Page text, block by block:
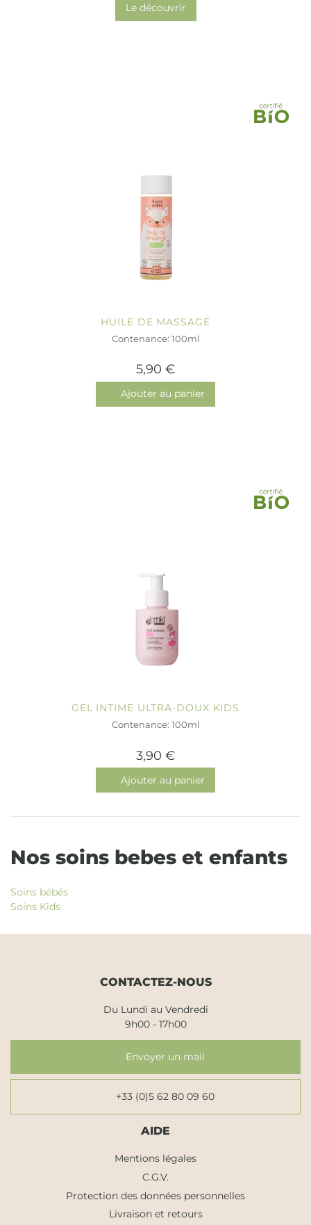
Le découvrir
HUILE DE MASSAGE
Contenance: 100ml
5,90 €
Ajouter au panier
GEL INTIME ULTRA-DOUX KIDS
Contenance: 100ml
3,90 €
Ajouter au panier
Nos soins bebes et enfants
Soins bébés
Soins Kids
CONTACTEZ-NOUS
Du Lundi au Vendredi
9h00 - 17h00
Envoyer un mail
+33 (0)5 62 80 09 60
AIDE
Mentions légales
C.G.V.
Protection des données personnelles
Livraison et retours